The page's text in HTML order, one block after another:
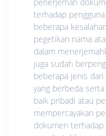
terhadap
beberapa
pegetikan nama
dalam
juga sudah
beberapa jenis
yang berbeda
baik pribadi atau
mempercayakan
dokumen terhadap